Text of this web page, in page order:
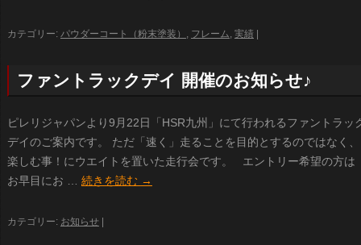
カテゴリー: パウダーコート（粉末塗装） , フレーム, 実績
ファントラックデイ 開催のお知らせ♪
ピレリジャパンより9月22日「HSR九州」にて行われるファントラッ
デイのご案内です。 ただ「速く」走ることを目的とするのではなく、
楽しむ事！にウエイトを置いた走行会です。 エントリー希望の方
お早目にお … 続きを読む →
カテゴリー: お知らせ